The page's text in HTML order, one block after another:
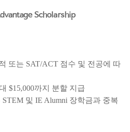
Scholarship
또는 SAT/ACT 점수 및 전공에 따
$15,000까지 분할 지급
STEM 및 IE Alumni 장학금과 중복